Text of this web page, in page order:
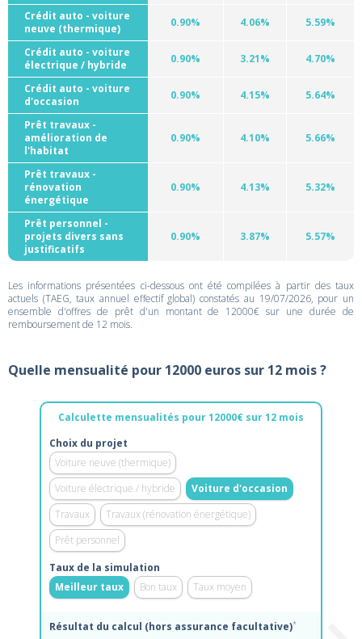
Crédit auto - voiture
neuve (thermique)
0.90% 4.06% 5.59%
Crédit auto - voiture
électrique / hybride
0.90% 3.21% 4.70%
Crédit auto - voiture
d'occasion
0.90% 4.15% 5.64%
Prêt travaux -
amélioration de
l'habitat
0.90% 4.10% 5.66%
Prêt travaux -
rénovation
énergétique
0.90% 4.13% 5.32%
Prêt personnel -
projets divers sans
justificatifs
0.90% 3.87% 5.57%
Les informations présentées ci-dessous ont été compilées à partir des taux
actuels (TAEG, taux annuel effectif global) constatés au 19/07/2026, pour un
ensemble d'offres de prêt d'un montant de 12000€ sur une durée de
remboursement de 12 mois.
Quelle mensualité pour 12000 euros sur 12 mois ?
Calculette mensualités pour 12000€ sur 12 mois
Choix du projet
Voiture neuve (thermique)
Voiture électrique / hybride
Voiture d'occasion
Travaux
Travaux (rénovation énergétique)
Prêt personnel
Taux de la simulation
Meilleur taux
Bon taux Taux moyen
Résultat du calcul (hors assurance facultative)*